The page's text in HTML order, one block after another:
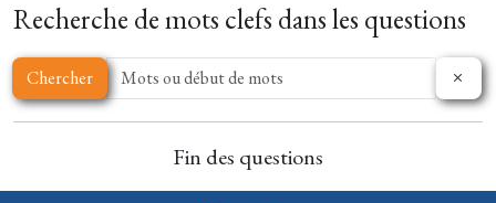
Recherche de mots clefs dans les questions
Chercher
Fin des questions